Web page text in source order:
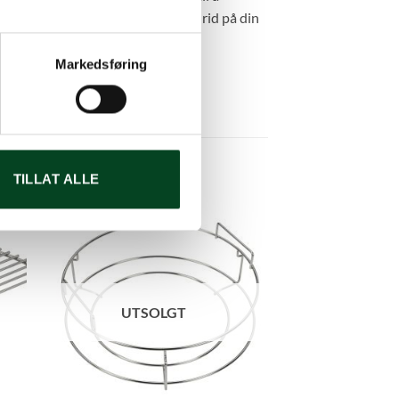
Markedsføring
TILLAT ALLE
du likevel en hel Cast Iron Grid på din
UTSOLGT